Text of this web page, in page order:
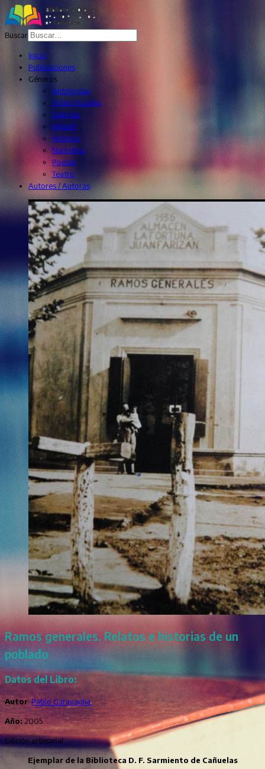
Buscar
Inicio
Publicaciones
Géneros
Antologías
Artes Visuales
Ciencias
Infantil
Historia
Narrativa
Poesía
Teatro
Autores / Autoras
Ramos generales. Relatos e historias de un
poblado
Datos del Libro:
Autor:Pablo Garavaglia.
Año: 2005.
Edición artesanal.
Ejemplar de la Biblioteca D. F. Sarmiento de Cañuelas